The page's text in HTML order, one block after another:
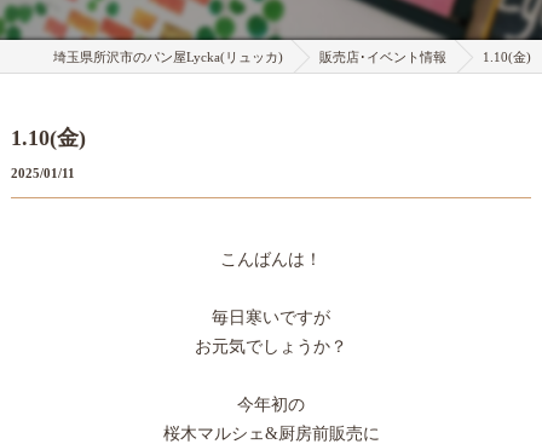
埼玉県所沢市のパン屋Lycka(リュッカ) 販売店･イベント情報 1.10(金)
1.10(金)
2025/01/11
こんばんは！
毎日寒いですが
お元気でしょうか？
今年初の
桜木マルシェ&厨房前販売に